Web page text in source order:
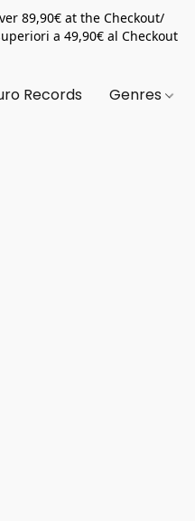
89,90€ at the Checkout/
a 49,90€ al Checkout
Records Genres